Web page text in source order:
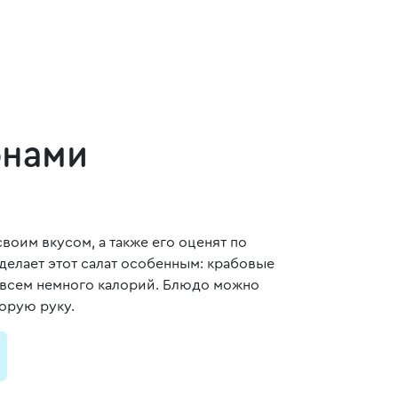
вкусом, а также его оценят по
этот салат особенным: крабовые
немного калорий. Блюдо можно
руку.